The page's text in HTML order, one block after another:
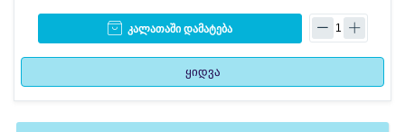
კალათაში დამატება
ყიდვა